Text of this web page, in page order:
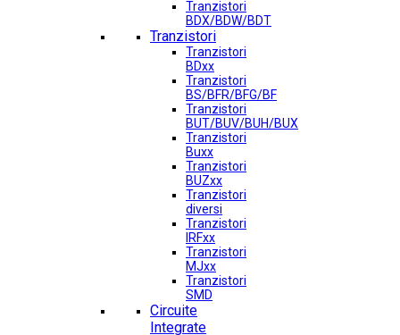
Tranzistori
BDX/BDW/BDT
Tranzistori
Tranzistori
BDxx
Tranzistori
BS/BFR/BFG/BF
Tranzistori
BUT/BUV/BUH/BUX
Tranzistori
Buxx
Tranzistori
BUZxx
Tranzistori
diversi
Tranzistori
IRFxx
Tranzistori
MJxx
Tranzistori
SMD
Circuite
Integrate